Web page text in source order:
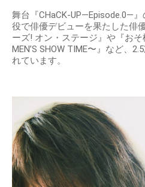
舞台『CHaCK-UP―Episode.0―
役で俳優デビューを果たした俳
ーズ! オン・ステージ』や『おそ
MEN’S SHOW TIME〜』など、
れています。